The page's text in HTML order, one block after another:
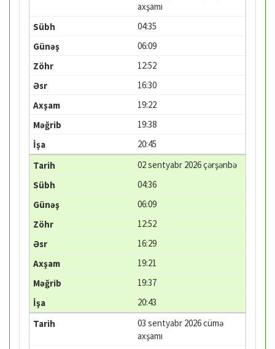
axşamı
04:35
06:09
12:52
16:30
19:22
19:38
20:45
02 sentyabr 2026 çərşənbə
04:36
06:09
12:52
16:29
19:21
19:37
20:43
03 sentyabr 2026 cümə
axşamı